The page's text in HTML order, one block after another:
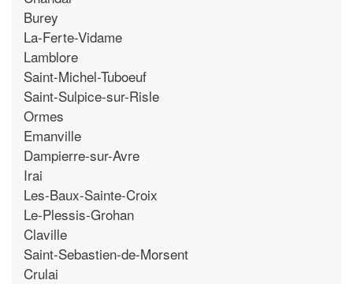
Burey
La-Ferte-Vidame
Lamblore
Saint-Michel-Tuboeuf
Saint-Sulpice-sur-Risle
Ormes
Emanville
Dampierre-sur-Avre
Irai
Les-Baux-Sainte-Croix
Le-Plessis-Grohan
Claville
Saint-Sebastien-de-Morsent
Crulai